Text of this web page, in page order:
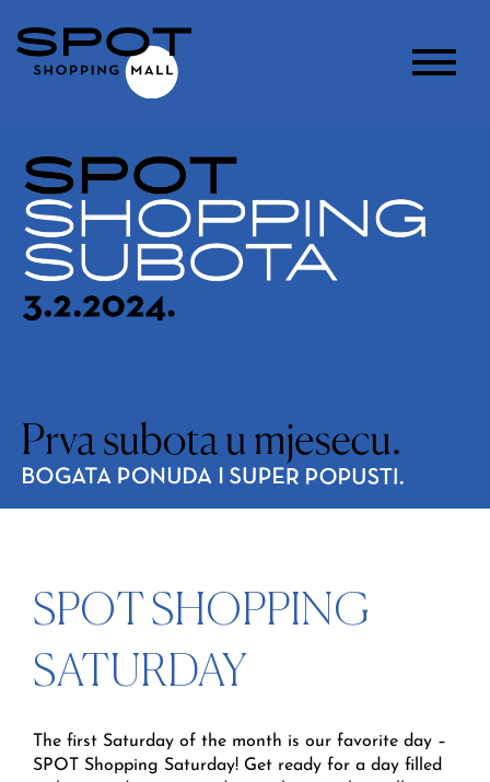
SPOT SHOPPING
SATURDAY
The first Saturday of the month is our favorite day –
SPOT Shopping Saturday! Get ready for a day filled